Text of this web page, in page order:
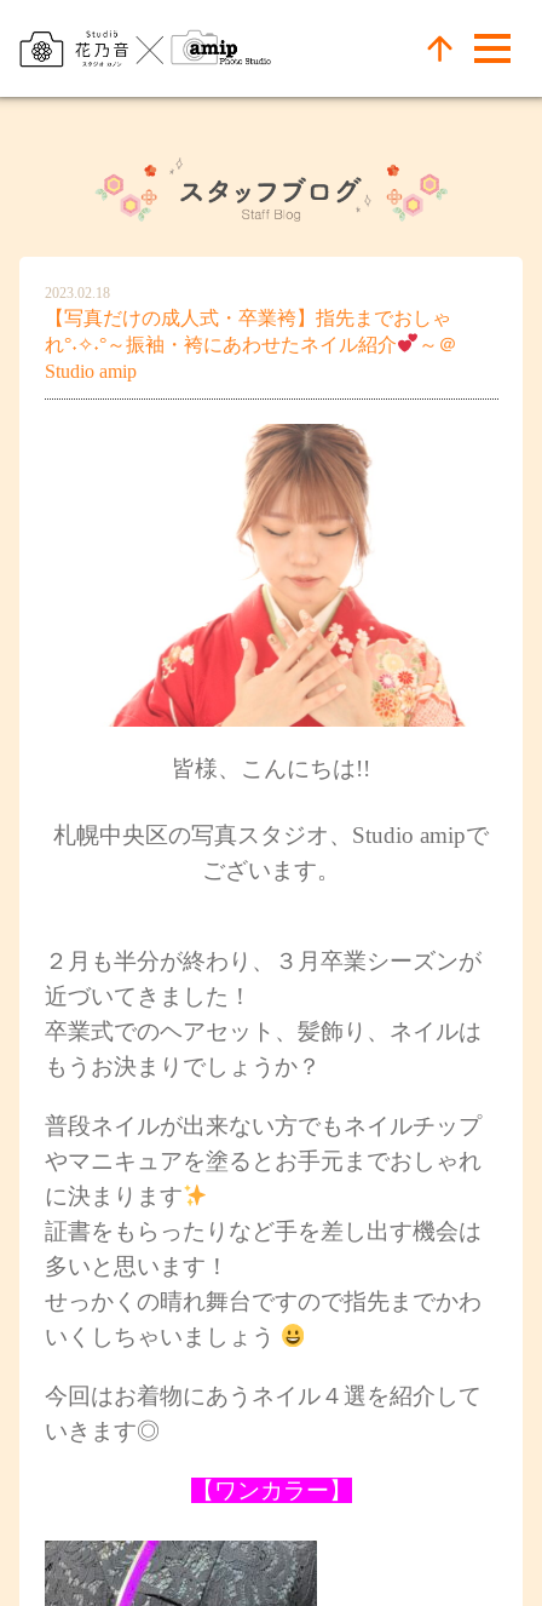
2023.02.18
【写真だけの成人式・卒業袴】指先までおしゃ
れ°˖✧˖°～振袖・袴にあわせたネイル紹介
～＠
Studio amip
皆様、こんにちは!!
札幌中央区の写真スタジオ、Studio amipで
ございます。
２月も半分が終わり、３月卒業シーズンが
近づいてきました！
卒業式でのヘアセット、髪飾り、ネイルは
もうお決まりでしょうか？
普段ネイルが出来ない方でもネイルチップ
やマニキュアを塗るとお手元までおしゃれ
に決まります
証書をもらったりなど手を差し出す機会は
多いと思います！
せっかくの晴れ舞台ですので指先までかわ
いくしちゃいましょう
今回はお着物にあうネイル４選を紹介して
いきます◎
【ワンカラー】